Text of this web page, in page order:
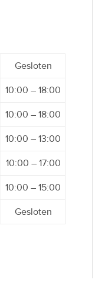
Gesloten
10:00 – 18:00
10:00 – 18:00
10:00 – 13:00
10:00 – 17:00
10:00 – 15:00
Gesloten